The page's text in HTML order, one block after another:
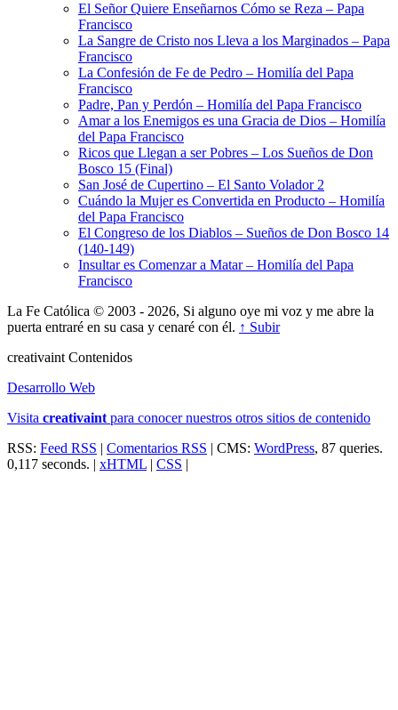
El Señor Quiere Enseñarnos Cómo se Reza – Papa
Francisco
La Sangre de Cristo nos Lleva a los Marginados – Papa
Francisco
La Confesión de Fe de Pedro – Homilía del Papa
Francisco
Padre, Pan y Perdón – Homilía del Papa Francisco
Amar a los Enemigos es una Gracia de Dios – Homilía
del Papa Francisco
Ricos que Llegan a ser Pobres – Los Sueños de Don
Bosco 15 (Final)
San José de Cupertino – El Santo Volador 2
Cuándo la Mujer es Convertida en Producto – Homilía
del Papa Francisco
El Congreso de los Diablos – Sueños de Don Bosco 14
(140-149)
Insultar es Comenzar a Matar – Homilía del Papa
Francisco
La Fe Católica © 2003 - 2026, Si alguno oye mi voz y me abre la
puerta entraré en su casa y cenaré con él. ↑ Subir
creativaint Contenidos
Desarrollo Web
Visita creativaint para conocer nuestros otros sitios de contenido
RSS: Feed RSS | Comentarios RSS | CMS: WordPress, 87 queries.
0,117 seconds. | xHTML | CSS |